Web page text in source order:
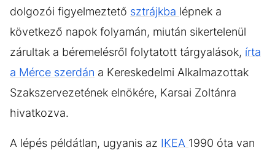
dolgozói figyelmeztető sztrájkba lépnek a
következő napok folyamán, miután sikertelenül
zárultak a béremelésről folytatott tárgyalások, írta
a Mérce szerdán a Kereskedelmi Alkalmazottak
Szakszervezetének elnökére, Karsai Zoltánra
hivatkozva.
A lépés példátlan, ugyanis az IKEA 1990 óta van